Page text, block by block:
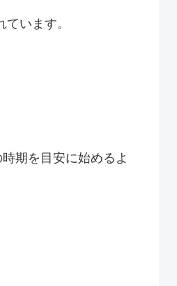
います。
期を目安に始めるよ